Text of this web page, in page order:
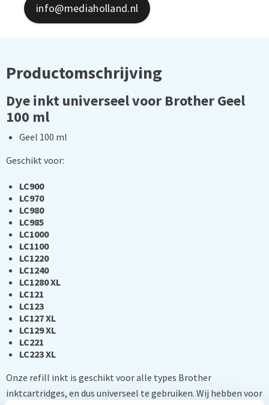
info@mediaholland.nl
Productomschrijving
Dye inkt universeel voor Brother Geel
100 ml
Geel 100 ml
Geschikt voor:
LC900
LC970
LC980
LC985
LC1000
LC1100
LC1220
LC1240
LC1280 XL
LC121
LC123
LC127 XL
LC129 XL
LC221
LC223 XL
Onze refill inkt is geschikt voor alle types Brother
inktcartridges, en dus universeel te gebruiken. Wij hebben voor